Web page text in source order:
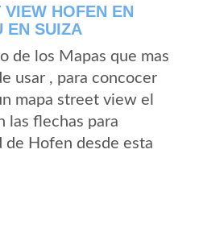
HOFEN EN
EN SUIZA
de los Mapas que mas
usar , para concocer
mapa street view el
las flechas para
de Hofen desde esta